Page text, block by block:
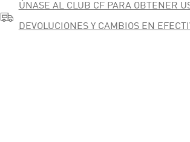

ÚNASE AL CLUB CF PARA OBTENER
DEVOLUCIONES Y CAMBIOS EN